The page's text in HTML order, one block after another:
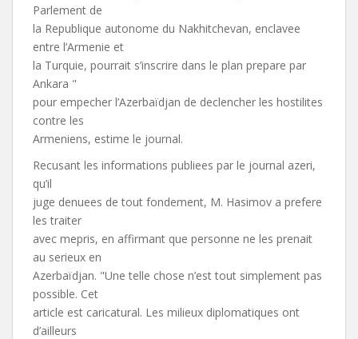
Parlement de
la Republique autonome du Nakhitchevan, enclavee
entre l’Armenie et
la Turquie, pourrait s’inscrire dans le plan prepare par
Ankara "
pour empecher l’Azerbaïdjan de declencher les hostilites
contre les
Armeniens, estime le journal.
Recusant les informations publiees par le journal azeri,
qu’il
juge denuees de tout fondement, M. Hasimov a prefere
les traiter
avec mepris, en affirmant que personne ne les prenait
au serieux en
Azerbaïdjan. "Une telle chose n’est tout simplement pas
possible. Cet
article est caricatural. Les milieux diplomatiques ont
d’ailleurs